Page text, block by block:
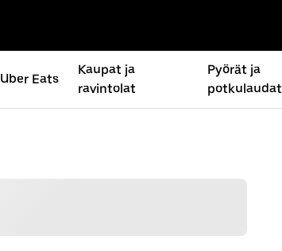
Uber Eats
Kaupat ja
ravintolat
Pyörät ja
potkulaudat